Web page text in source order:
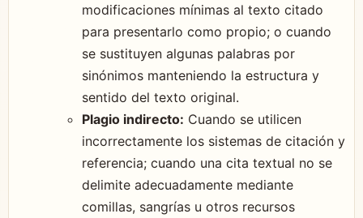
modificaciones mínimas al texto citado
para presentarlo como propio; o cuando
se sustituyen algunas palabras por
sinónimos manteniendo la estructura y
sentido del texto original.
Plagio indirecto: Cuando se utilicen
incorrectamente los sistemas de citación y
referencia; cuando una cita textual no se
delimite adecuadamente mediante
comillas, sangrías u otros recursos